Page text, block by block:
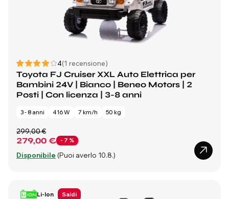
4(1 recensione)
Toyota FJ Cruiser XXL Auto Elettrica per
Bambini 24V | Bianco | Beneo Motors | 2
Posti | Con licenza | 3-8 anni
3 - 8 anni 416 W 7 km/h 50 kg
279,00 € - 7 %
299,00 €
Disponibile (Puoi averlo 10.8.)
Li-Ion Saldi